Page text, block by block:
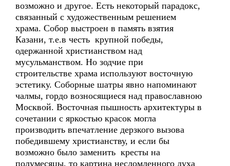
возможно и другое. Есть некоторый парадокс,
связанный с художественным решением
храма. Собор выстроен в память взятия
Казани, т.е.в честь крупной победы,
одержанной христианством над
мусульманством. Но зодчие при
строительстве храма используют восточную
эстетику. Соборные шатры явно напоминают
чалмы, гордо возносящиеся над православною
Москвой. Восточная пышность архитектуры в
сочетании с яркостью красок могла
производить впечатление дерзкого вызова
победившему христианству, и если бы
возможно было заменить кресты на
полумесяцы, то картина несломленного духа